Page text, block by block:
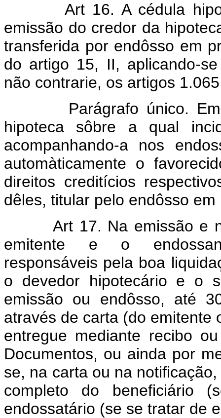
Art 16. A cédula
emissão do credor da
transferida por endôsso em
do artigo 15, II, aplicando-
não contrarie, os artigos
Parágrafo único.
hipoteca sôbre a qual
acompanhando-a nos
automàticamente o
direitos creditícios
dêles, titular pelo endôsso em
Art 17. Na emissão e
emitente e o
responsáveis pela boa
o devedor hipotecário e o
emissão ou endôsso, até
através de carta (do emitente
entregue mediante recibo
Documentos, ou ainda por
se, na carta ou na
completo do beneficiário
endossatário (se se tratar de